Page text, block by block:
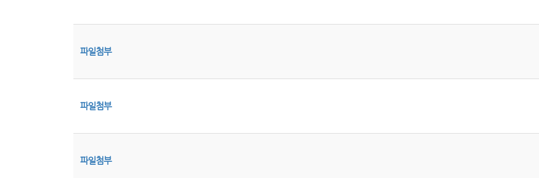
파일첨부
파일첨부
파일첨부